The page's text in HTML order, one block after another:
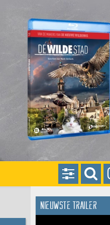
Nieuwste trailer